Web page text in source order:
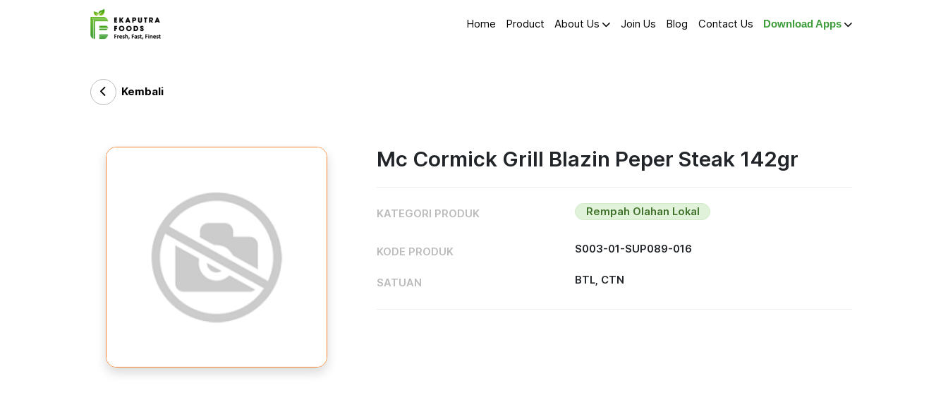
Home Product About Us Join Us Blog Contact Us Download Apps
Kembali
Mc Cormick Grill Blazin Peper Steak 142gr
KATEGORI PRODUK Rempah Olahan Lokal
KODE PRODUK S003-01-SUP089-016
SATUAN BTL, CTN